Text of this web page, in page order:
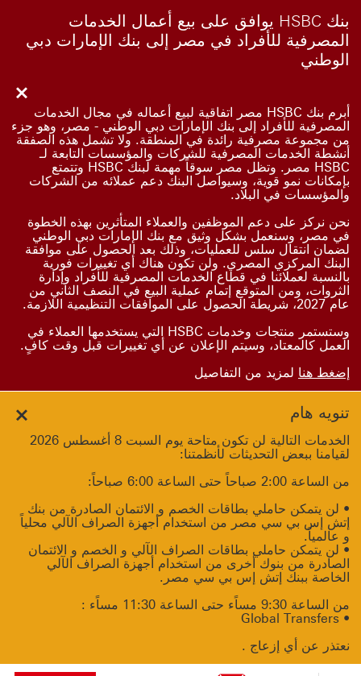
بنك HSBC يوافق على بيع أعمال الخدمات
المصرفية للأفراد في مصر إلى بنك الإمارات دبي
الوطني
أبرم بنك HSBC مصر اتفاقية لبيع أعماله في مجال الخدمات
المصرفية للأفراد إلى بنك الإمارات دبي الوطني - مصر، وهو جزء
من مجموعة مصرفية رائدة في المنطقة. ولا تشمل هذه الصفقة
أنشطة الخدمات المصرفية للشركات والمؤسسات التابعة لـ
HSBC مصر. وتظل مصر سوقاً مهمة لبنك HSBC وتتمتع
بإمكانات نمو قوية، وسيواصل البنك دعم عملائه من الشركات
والمؤسسات في البلاد.
نحن نركز على دعم الموظفين والعملاء المتأثرين بهذه الخطوة
في مصر، وسنعمل بشكل وثيق مع بنك الإمارات دبي الوطني
لضمان انتقال سلس للعمليات، وذلك بعد الحصول على موافقة
البنك المركزي المصري. ولن تكون هناك أي تغييرات فورية
بالنسبة لعملائنا في قطاع الخدمات المصرفية للأفراد وإدارة
الثروات، ومن المتوقع إتمام عملية البيع في النصف الثاني من
عام 2027، شريطة الحصول على الموافقات التنظيمية اللازمة.
وستستمر منتجات وخدمات HSBC التي يستخدمها العملاء في
العمل كالمعتاد، وسيتم الإعلان عن أي تغييرات قبل وقت كافٍ.
إضغط هنا لمزيد من التفاصيل
تنويه هام
الخدمات التالية لن تكون متاحة يوم السبت 8 أغسطس 2026
لقيامنا ببعض التحديثات لأنظمتنا:
من الساعة 2:00 صباحاً حتى الساعة 6:00 صباحاً:
• لن يتمكن حاملي بطاقات الخصم و الائتمان الصادرة من بنك
إتش إس بي سي مصر من استخدام أجهزة الصراف الآلي محلياً
و عالمياً.
• لن يتمكن حاملي بطاقات الصراف الآلي و الخصم و الائتمان
الصادرة من بنوك أخرى من استخدام أجهزة الصراف الآلي
الخاصة ببنك إتش إس بي سي مصر.
من الساعة 9:30 مساًء حتى الساعة 11:30 مساًء :
• Global Transfers
نعتذر عن أي إزعاج .